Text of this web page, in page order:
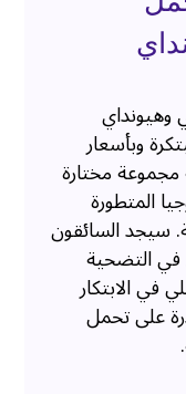
وهيونداي
وبأسعار
مختارة
المتطورة
سيجد السائقون
في التضحية
في الابتكار
على تحمل